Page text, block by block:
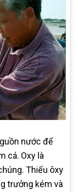
nước để
cá. Oxy là
Thiếu ôxy
trưởng kém và